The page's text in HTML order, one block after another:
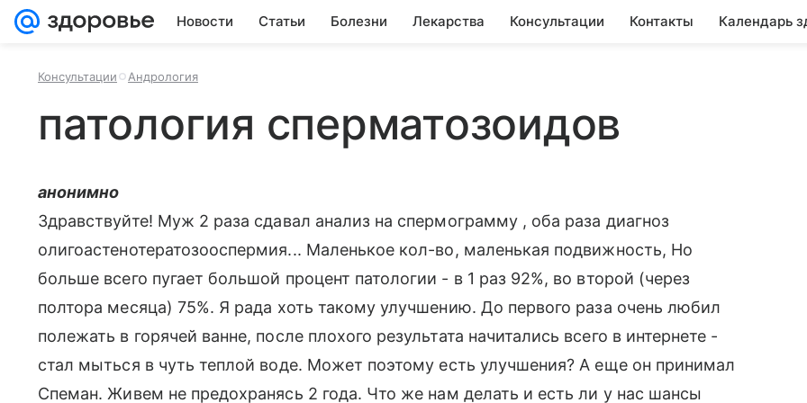
Новости Статьи Болезни Лекарства Консультации Контакты Календарь
Консультации Андрология
патология сперматозоидов
анонимно
Здравствуйте! Муж 2 раза сдавал анализ на спермограмму , оба раза диагноз
олигоастенотератозооспермия... Маленькое кол-во, маленькая подвижность, Но
больше всего пугает большой процент патологии - в 1 раз 92%, во второй (через
полтора месяца) 75%. Я рада хоть такому улучшению. До первого раза очень любил
полежать в горячей ванне, после плохого результата начитались всего в интернете -
стал мыться в чуть теплой воде. Может поэтому есть улучшения? А еще он принимал
Спеман. Живем не предохранясь 2 года. Что же нам делать и есть ли у нас шансы